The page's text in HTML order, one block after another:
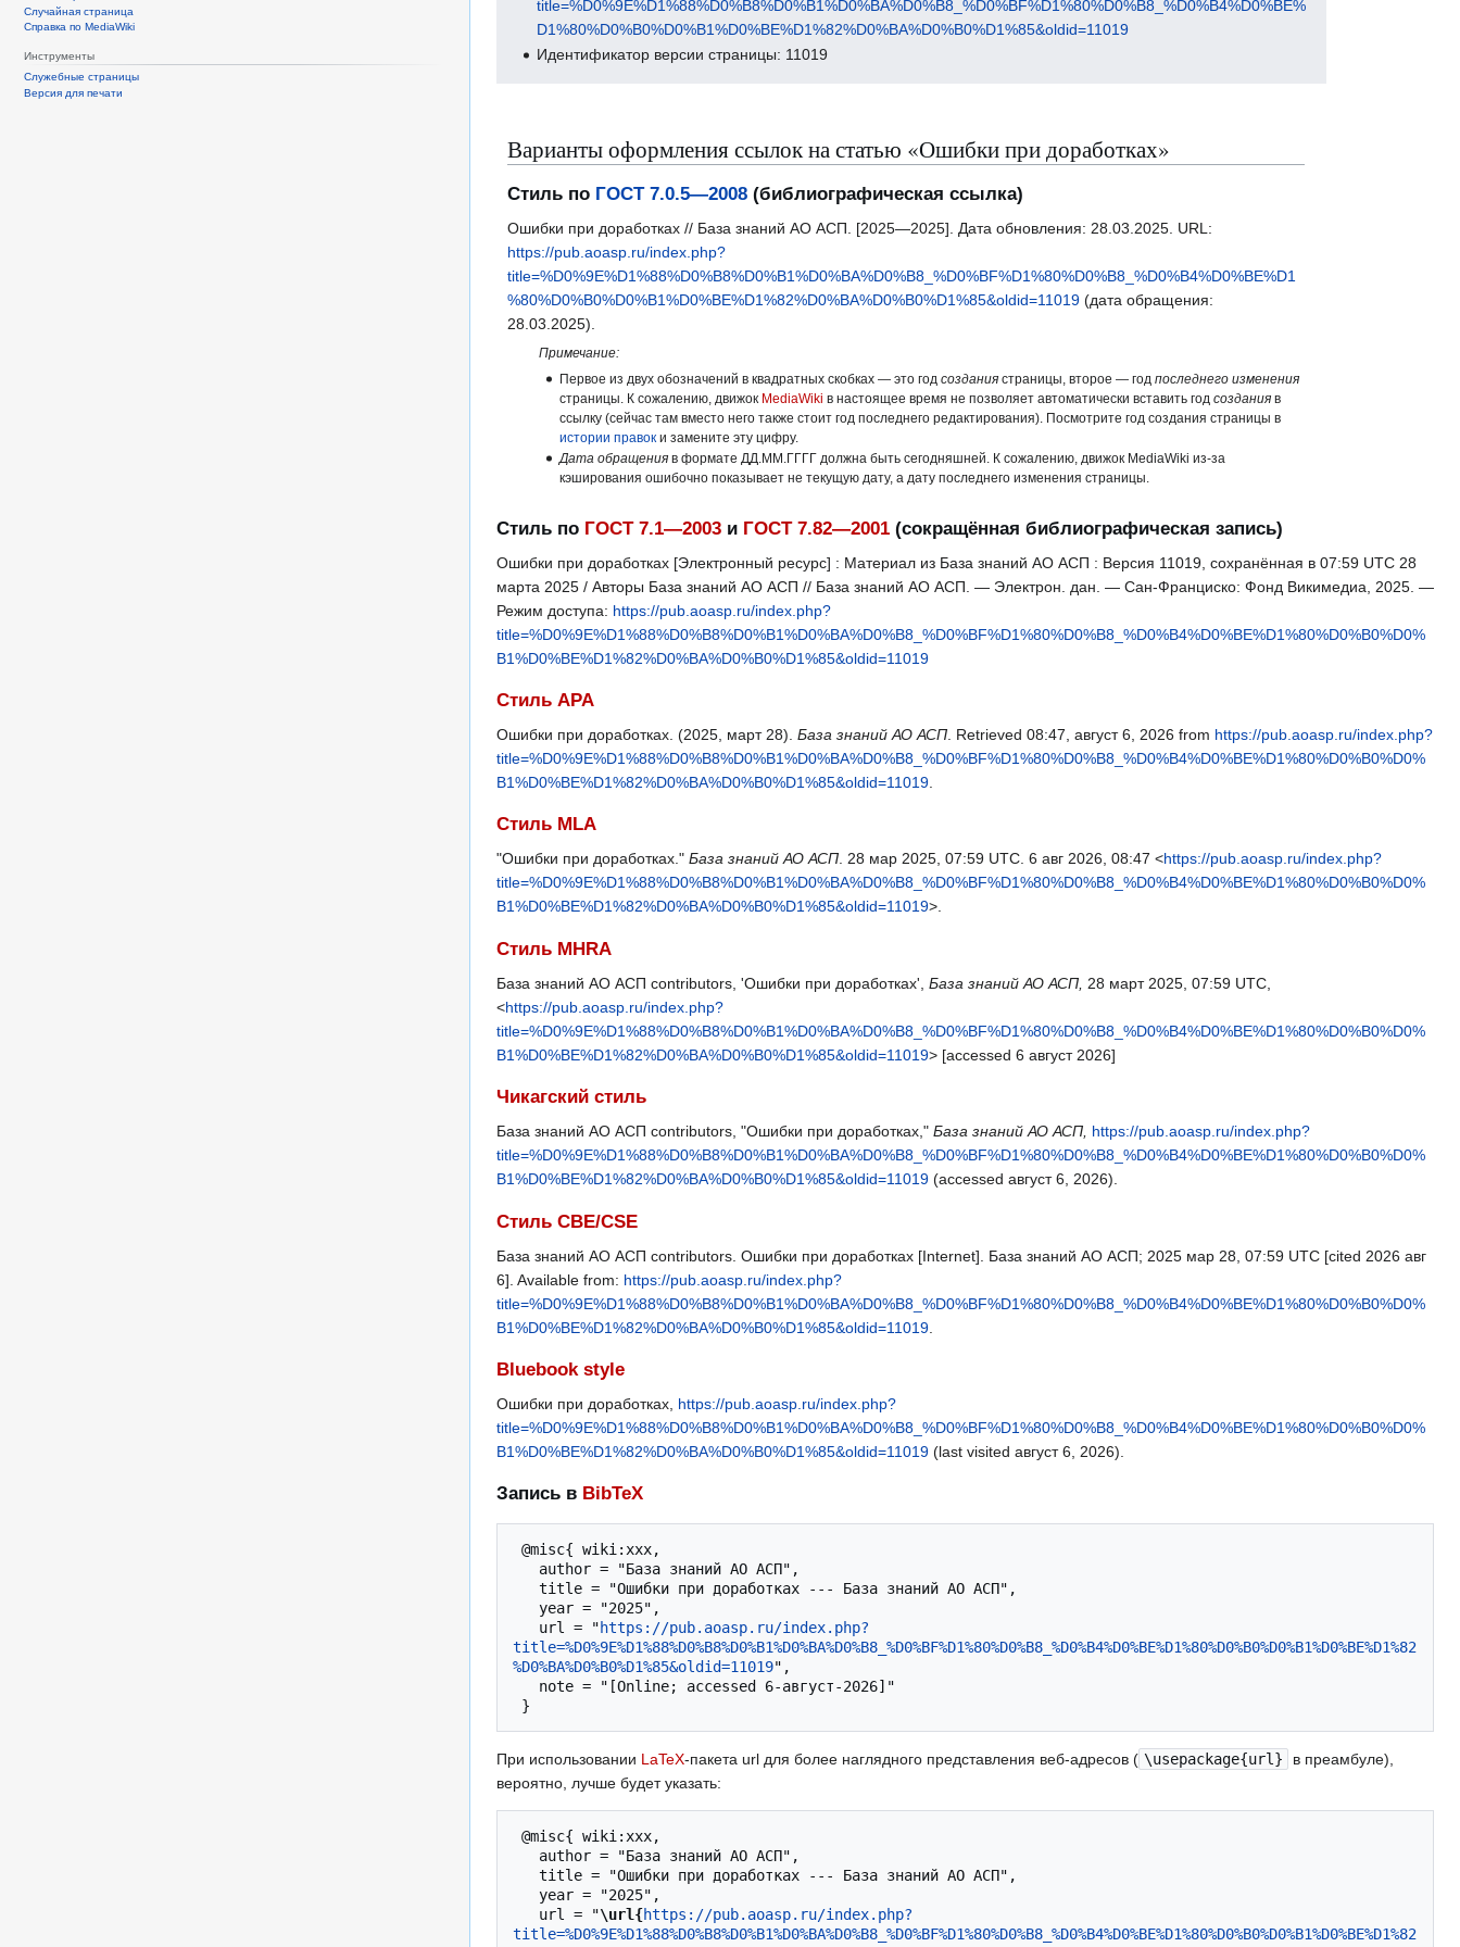
title=%D0%9E%D1%88%D0%B8%D0%B1%D0%BA%D0%B8_%D0%BF%D1%80%D0%B8_%D0%B4%D0%BE%
D1%80%D0%B0%D0%B1%D0%BE%D1%82%D0%BA%D0%B0%D1%85&oldid=11019
Идентификатор версии страницы: 11019
Варианты оформления ссылок на статью «Ошибки при доработках»
Стиль по ГОСТ 7.0.5—2008 (библиографическая ссылка)
Ошибки при доработках // База знаний АО АСП. [2025—2025]. Дата обновления: 28.03.2025. URL:
https://pub.aoasp.ru/index.php?
title=%D0%9E%D1%88%D0%B8%D0%B1%D0%BA%D0%B8_%D0%BF%D1%80%D0%B8_%D0%B4%D0%BE%D1
%80%D0%B0%D0%B1%D0%BE%D1%82%D0%BA%D0%B0%D1%85&oldid=11019 (дата обращения:
28.03.2025).
Примечание:
Первое из двух обозначений в квадратных скобках — это год созданиястраницы, второе — год последнего изменения
страницы. К сожалению, движок MediaWiki в настоящее время не позволяет автоматически вставить год созданияв
ссылку (сейчас там вместо него также стоит год последнего редактирования). Посмотрите год создания страницы в
истории правоки замените эту цифру.
Дата обращенияв формате ДД.ММ.ГГГГ должна быть сегодняшней. К сожалению, движок MediaWiki из-за
кэширования ошибочно показывает не текущую дату, а дату последнего изменения страницы.
Стиль по ГОСТ 7.1—2003 и ГОСТ 7.82—2001 (сокращённая библиографическая запись)
Ошибки при доработках [Электронный ресурс] : Материал из База знаний АО АСП : Версия 11019, сохранённая в 07:59 UTC 28
марта 2025 / Авторы База знаний АО АСП // База знаний АО АСП. — Электрон. дан. — Сан-Франциско: Фонд Викимедиа, 2025. —
Режим доступа: https://pub.aoasp.ru/index.php?
title=%D0%9E%D1%88%D0%B8%D0%B1%D0%BA%D0%B8_%D0%BF%D1%80%D0%B8_%D0%B4%D0%BE%D1%80%D0%B0%D0%
B1%D0%BE%D1%82%D0%BA%D0%B0%D1%85&oldid=11019
Стиль APA
Ошибки при доработках. (2025, март 28). База знаний АО АСП . Retrieved 08:47, август 6, 2026 from https://pub.aoasp.ru/index.php?
title=%D0%9E%D1%88%D0%B8%D0%B1%D0%BA%D0%B8_%D0%BF%D1%80%D0%B8_%D0%B4%D0%BE%D1%80%D0%B0%D0%
B1%D0%BE%D1%82%D0%BA%D0%B0%D1%85&oldid=11019
Стиль MLA
"Ошибки при доработках." База знаний АО АСП. 28 мар 2025, 07:59 UTC. 6 авг 2026, 08:47 <https://pub.aoasp.ru/index.php?
title=%D0%9E%D1%88%D0%B8%D0%B1%D0%BA%D0%B8_%D0%BF%D1%80%D0%B8_%D0%B4%D0%BE%D1%80%D0%B0%D0%
B1%D0%BE%D1%82%D0%BA%D0%B0%D1%85&oldid=11019>.
Стиль MHRA
База знаний АО АСП contributors, 'Ошибки при доработках', База знаний АО АСП, 28 март 2025, 07:59 UTC,
<https://pub.aoasp.ru/index.php?
title=%D0%9E%D1%88%D0%B8%D0%B1%D0%BA%D0%B8_%D0%BF%D1%80%D0%B8_%D0%B4%D0%BE%D1%80%D0%B0%D0%
B1%D0%BE%D1%82%D0%BA%D0%B0%D1%85&oldid=11019> [accessed 6 август 2026]
Чикагский стиль
База знаний АО АСП contributors, "Ошибки при доработках," База знаний АО АСП, https://pub.aoasp.ru/index.php?
title=%D0%9E%D1%88%D0%B8%D0%B1%D0%BA%D0%B8_%D0%BF%D1%80%D0%B8_%D0%B4%D0%BE%D1%80%D0%B0%D0%
B1%D0%BE%D1%82%D0%BA%D0%B0%D1%85&oldid=11019 (accessed август 6, 2026).
Стиль CBE/CSE
База знаний АО АСП contributors. Ошибки при доработках [Internet]. База знаний АО АСП; 2025 мар 28, 07:59 UTC [cited 2026 авг
6]. Available from: https://pub.aoasp.ru/index.php?
title=%D0%9E%D1%88%D0%B8%D0%B1%D0%BA%D0%B8_%D0%BF%D1%80%D0%B8_%D0%B4%D0%BE%D1%80%D0%B0%D0%
B1%D0%BE%D1%82%D0%BA%D0%B0%D1%85&oldid=11019
Bluebook style
Ошибки при доработках, https://pub.aoasp.ru/index.php?
title=%D0%9E%D1%88%D0%B8%D0%B1%D0%BA%D0%B8_%D0%BF%D1%80%D0%B8_%D0%B4%D0%BE%D1%80%D0%B0%D0%
B1%D0%BE%D1%82%D0%BA%D0%B0%D1%85&oldid=11019 (last visited август 6, 2026).
Запись в BibTeX
   url = "
https://pub.aoasp.ru/index.php?
title=%D0%9E%D1%88%D0%B8%D0%B1%D0%BA%D0%B8_%D0%BF%D1%80%D0%B8_%D0%B4%D0%BE%D1%80%D0%B0%D0%B1%D0%BE%D1%82
%D0%BA%D0%B0%D1%85&oldid=11019",
При использовании LaTeX-пакета url для более наглядного представления веб-адресов ( \usepackage{url}
в преамбуле),
вероятно, лучше будет указать:
   url = "
\url{https://pub.aoasp.ru/index.php?
title=%D0%9E%D1%88%D0%B8%D0%B1%D0%BA%D0%B8_%D0%BF%D1%80%D0%B8_%D0%B4%D0%BE%D1%80%D0%B0%D0%B1%D0%BE%D1%82
Случайная страница
Справка по MediaWiki
Инструменты
Служебные страницы
Версия для печати